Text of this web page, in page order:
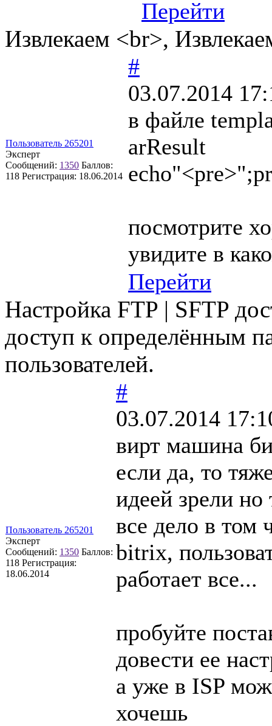
Перейти
Извлекаем <br>,
Пользователь 265201
Эксперт
Сообщений: 1350 Баллов:
118 Регистрация: 18.06.2014
#
03.07.2014
в файле
arResult
посмотрите
увидите в
Перейти
Настройка FTP | SFTP
доступ к определённым
пользователей.
Пользователь 265201
Эксперт
Сообщений: 1350 Баллов:
118 Регистрация:
18.06.2014
#
03.07.2014
вирт машина
если да, то
идеей зрели но
все дело в том
bitrix,
работает все...
пробуйте
довести ее
а уже в ISP
хочешь